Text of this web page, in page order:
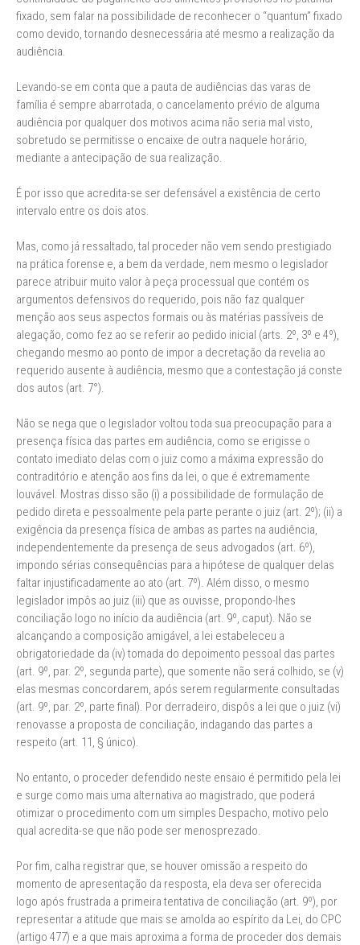
fixado, sem falar na possibilidade de reconhecer o “quantum” fixado
como devido, tornando desnecessária até mesmo a realização da
audiência.
Levando-se em conta que a pauta de audiências das varas de
família é sempre abarrotada, o cancelamento prévio de alguma
audiência por qualquer dos motivos acima não seria mal visto,
sobretudo se permitisse o encaixe de outra naquele horário,
mediante a antecipação de sua realização.
É por isso que acredita-se ser defensável a existência de certo
intervalo entre os dois atos.
Mas, como já ressaltado, tal proceder não vem sendo prestigiado
na prática forense e, a bem da verdade, nem mesmo o legislador
parece atribuir muito valor à peça processual que contém os
argumentos defensivos do requerido, pois não faz qualquer
menção aos seus aspectos formais ou às matérias passíveis de
alegação, como fez ao se referir ao pedido inicial (arts. 2º, 3º e 4º),
chegando mesmo ao ponto de impor a decretação da revelia ao
requerido ausente à audiência, mesmo que a contestação já conste
dos autos (art. 7°).
Não se nega que o legislador voltou toda sua preocupação para a
presença física das partes em audiência, como se erigisse o
contato imediato delas com o juiz como a máxima expressão do
contraditório e atenção aos fins da lei, o que é extremamente
louvável. Mostras disso são (i) a possibilidade de formulação de
pedido direta e pessoalmente pela parte perante o juiz (art. 2º); (ii) a
exigência da presença física de ambas as partes na audiência,
independentemente da presença de seus advogados (art. 6º),
impondo sérias consequências para a hipótese de qualquer delas
faltar injustificadamente ao ato (art. 7º). Além disso, o mesmo
legislador impôs ao juiz (iii) que as ouvisse, propondo-lhes
conciliação logo no início da audiência (art. 9º, caput). Não se
alcançando a composição amigável, a lei estabeleceu a
obrigatoriedade da (iv) tomada do depoimento pessoal das partes
(art. 9º, par. 2º, segunda parte), que somente não será colhido, se (v)
elas mesmas concordarem, após serem regularmente consultadas
(art. 9º, par. 2º, parte final). Por derradeiro, dispôs a lei que o juiz (vi)
renovasse a proposta de conciliação, indagando das partes a
respeito (art. 11, § único).
No entanto, o proceder defendido neste ensaio é permitido pela lei
e surge como mais uma alternativa ao magistrado, que poderá
otimizar o procedimento com um simples Despacho, motivo pelo
qual acredita-se que não pode ser menosprezado.
Por fim, calha registrar que, se houver omissão a respeito do
momento de apresentação da resposta, ela deva ser oferecida
logo após frustrada a primeira tentativa de conciliação (art. 9º), por
representar a atitude que mais se amolda ao espírito da Lei, do CPC
(artigo 477) e a que mais aproxima a forma de proceder dos demais